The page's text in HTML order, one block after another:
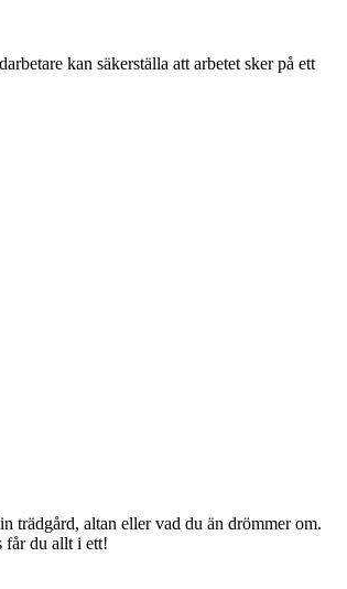
kan säkerställa att arbetet sker på ett
trädgård, altan eller vad du än drömmer om.
får du allt i ett!